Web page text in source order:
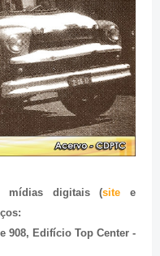
mídias digitais (site e
908, Edifício Top Center -